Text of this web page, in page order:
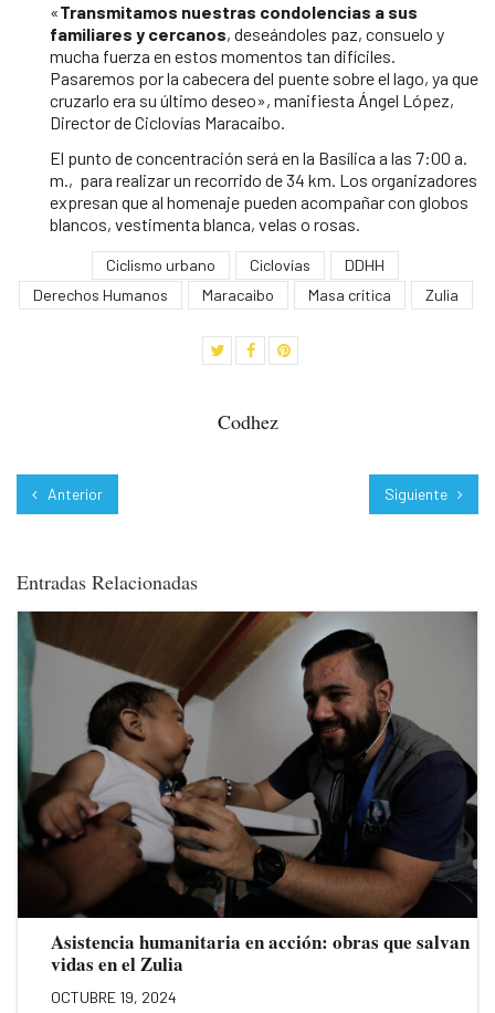
«Transmitamos nuestras condolencias a sus
familiares y cercanos, deseándoles paz, consuelo y
mucha fuerza en estos momentos tan difíciles.
Pasaremos por la cabecera del puente sobre el lago, ya que
cruzarlo era su último deseo», manifiesta Ángel López,
Director de Ciclovías Maracaibo.
El punto de concentración será en la Basílica a las 7:00 a.
m., para realizar un recorrido de 34 km. Los organizadores
expresan que al homenaje pueden acompañar con globos
blancos, vestimenta blanca, velas o rosas.
Ciclismo urbano Ciclovías
DDHH
Derechos Humanos
Maracaibo Masa crítica Zulia
Codhez
Anterior Siguiente
Entradas Relacionadas
Asistencia humanitaria en acción: obras que salvan
vidas en el Zulia
OCTUBRE 19, 2024